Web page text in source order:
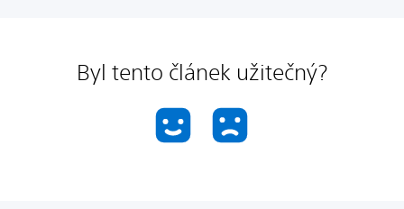
Byl tento článek užitečný?